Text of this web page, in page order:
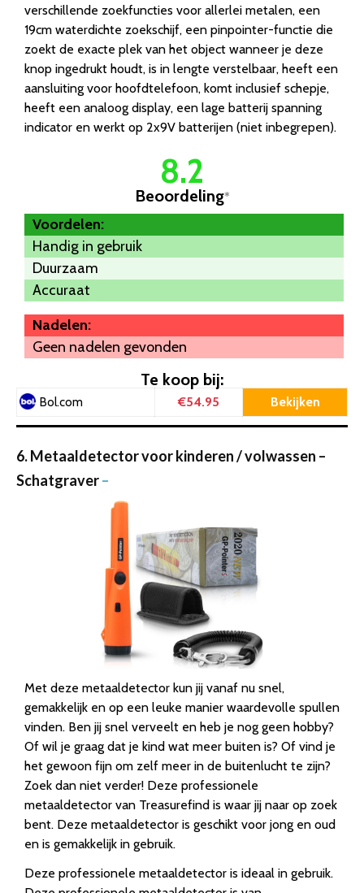
verschillende zoekfuncties voor allerlei metalen, een
19cm waterdichte zoekschijf, een pinpointer-functie die
zoekt de exacte plek van het object wanneer je deze
knop ingedrukt houdt, is in lengte verstelbaar, heeft een
aansluiting voor hoofdtelefoon, komt inclusief schepje,
heeft een analoog display, een lage batterij spanning
indicator en werkt op 2x9V batterijen (niet inbegrepen).
8.2
Beoordeling*
Voordelen:
Handig in gebruik
Duurzaam
Accuraat
Nadelen:
Geen nadelen gevonden
Te koop bij:
Bol.com €54.95 Bekijken
6. Metaaldetector voor kinderen / volwassen –
Schatgraver–
Met deze metaaldetector kun jij vanaf nu snel,
gemakkelijk en op een leuke manier waardevolle spullen
vinden. Ben jij snel verveelt en heb je nog geen hobby?
Of wil je graag dat je kind wat meer buiten is? Of vind je
het gewoon fijn om zelf meer in de buitenlucht te zijn?
Zoek dan niet verder! Deze professionele
metaaldetector van Treasurefind is waar jij naar op zoek
bent. Deze metaaldetector is geschikt voor jong en oud
en is gemakkelijk in gebruik.
Deze professionele metaaldetector is ideaal in gebruik.